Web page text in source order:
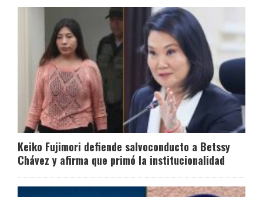
Keiko Fujimori defiende salvoconducto a Betssy
Chávez y afirma que primó la institucionalidad